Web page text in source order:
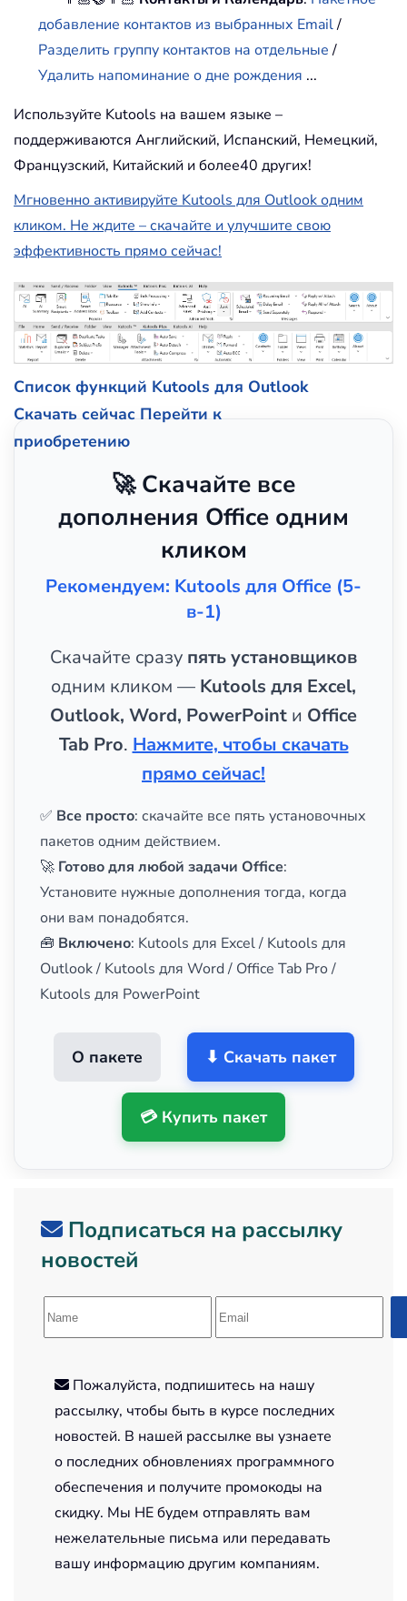
добавление контактов из выбранных Email/
Разделить группу контактов на отдельные/
Удалить напоминание о дне рождения ...
Используйте Kutools на вашем языке –
поддерживаются Английский, Испанский, Немецкий,
Французский, Китайский и более40 других!
Мгновенно активируйте Kutools для Outlook одним
кликом. Не ждите – скачайте и улучшите свою
эффективность прямо сейчас!
Список функций Kutools для Outlook
Скачать сейчас Перейти к
приобретению
🚀 Скачайте все
дополнения Office одним
кликом
Рекомендуем: Kutools для Office (5-
в-1)
Скачайте сразу пять установщиков
одним кликом — Kutools для Excel,
Outlook, Word, PowerPoint и Office
Tab Pro.Нажмите, чтобы скачать
прямо сейчас!
✅ Все просто: скачайте все пять установочных
пакетов одним действием.
🚀 Готово для любой задачи Office:
Установите нужные дополнения тогда, когда
они вам понадобятся.
🧰 Включено: Kutools для Excel / Kutools для
Outlook / Kutools для Word / Office Tab Pro /
Kutools для PowerPoint
О пакете ⬇ Скачать пакет
💳 Купить пакет
Подписаться на рассылку
новостей
Пожалуйста, подпишитесь на нашу
рассылку, чтобы быть в курсе последних
новостей. В нашей рассылке вы узнаете
о последних обновлениях программного
обеспечения и получите промокоды на
скидку. Мы НЕ будем отправлять вам
нежелательные письма или передавать
вашу информацию другим компаниям.